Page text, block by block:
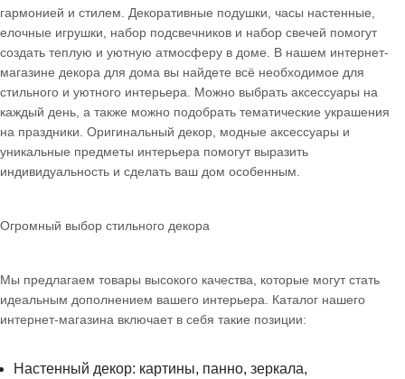
гармонией и стилем. Декоративные подушки, часы настенные,
елочные игрушки, набор подсвечников и набор свечей помогут
создать теплую и уютную атмосферу в доме. В нашем интернет-
магазине декора для дома вы найдете всё необходимое для
стильного и уютного интерьера. Можно выбрать аксессуары на
каждый день, а также можно подобрать тематические украшения
на праздники. Оригинальный декор, модные аксессуары и
уникальные предметы интерьера помогут выразить
индивидуальность и сделать ваш дом особенным.
Огромный выбор стильного декора
Мы предлагаем товары высокого качества, которые могут стать
идеальным дополнением вашего интерьера. Каталог нашего
интернет-магазина включает в себя такие позиции:
Настенный декор: картины, панно, зеркала,